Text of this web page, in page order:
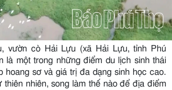
vườn cò Hải Lựu (xã Hải Lựu, tỉnh Phú
là một trong những điểm du lịch sinh thái
hoang sơ và giá trị đa dạng sinh học cao.
nhiên, song làm thế nào để địa điểm